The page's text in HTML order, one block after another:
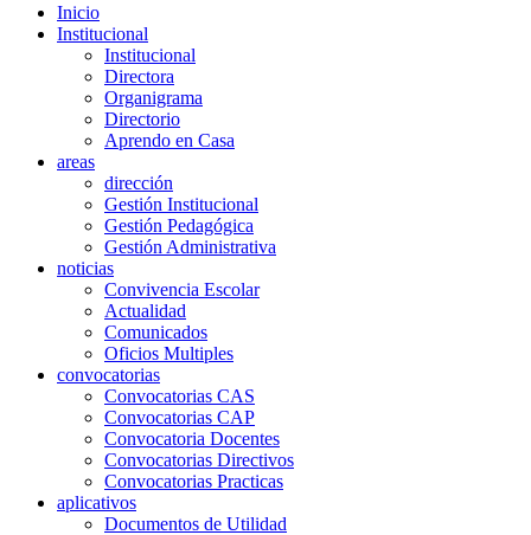
Inicio
Institucional
Institucional
Directora
Organigrama
Directorio
Aprendo en Casa
areas
dirección
Gestión Institucional
Gestión Pedagógica
Gestión Administrativa
noticias
Convivencia Escolar
Actualidad
Comunicados
Oficios Multiples
convocatorias
Convocatorias CAS
Convocatorias CAP
Convocatoria Docentes
Convocatorias Directivos
Convocatorias Practicas
aplicativos
Documentos de Utilidad